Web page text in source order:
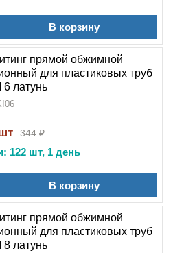
В корзину
прямой обжимной
для пластиковых труб
6 латунь
344 ₽
122 шт, 1 день
В корзину
прямой обжимной
для пластиковых труб
8 латунь